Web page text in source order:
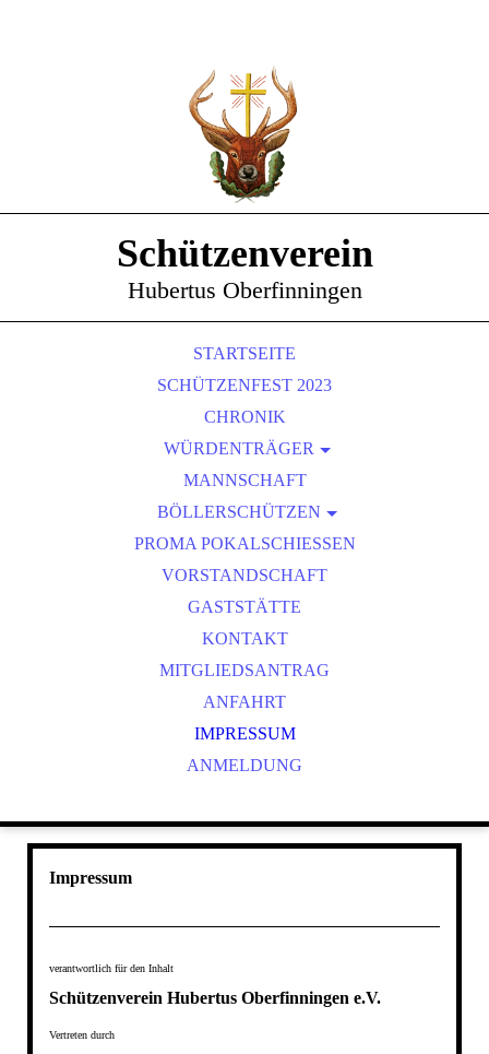
Schützenverein
Hubertus Oberfinningen
STARTSEITE
SCHÜTZENFEST 2023
CHRONIK
WÜRDENTRÄGER
SCHÜTZENKÖNIGE
VEREINSMEISTER
MANNSCHAFT
BÖLLERSCHÜTZEN
OKTOBERFEST & BÖLLERSCHIESSEN
BILDER HUBERTUSMESSE
VIDEO NEUJAHRSBÖLLERN
BILDER BÖLLER
PROMA POKALSCHIESSEN
VORSTANDSCHAFT
GASTSTÄTTE
KONTAKT
MITGLIEDSANTRAG
ANFAHRT
IMPRESSUM
ANMELDUNG
Impressum
verantwortlich für den Inhalt
Schützenverein Hubertus Oberfinningen e.V.
Vertreten durch